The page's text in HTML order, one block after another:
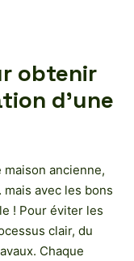
obtenir
d’une
maison ancienne,
avec les bons
! Pour éviter les
clair, du
Chaque